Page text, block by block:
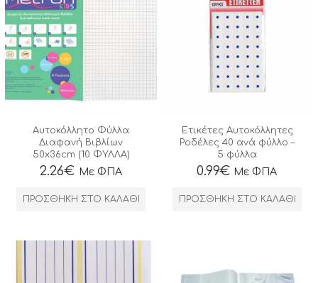
Αυτοκόλλητo Φύλλα
Διαφανή Βιβλίων
50x36cm (10 ΦΥΛΛΑ)
2.26€ Με ΦΠΑ
ΠΡΟΣΘΉΚΗ ΣΤΟ ΚΑΛΆΘΙ
Ετικέτες Αυτοκόλλητες
Ροδέλες 40 ανά φύλλο –
5 φύλλα
0.99€ Με ΦΠΑ
ΠΡΟΣΘΉΚΗ ΣΤΟ ΚΑΛΆΘΙ